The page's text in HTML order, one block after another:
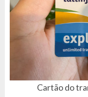
Cartão do